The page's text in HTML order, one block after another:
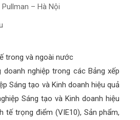
– Hà Nội
trong và ngoài nước
nghiệp trong các Bảng xếp
Sáng tạo và Kinh doanh hiệu quả
Sáng tạo và Kinh doanh hiệu
tế trọng điểm (VIE10), Sản phẩm,